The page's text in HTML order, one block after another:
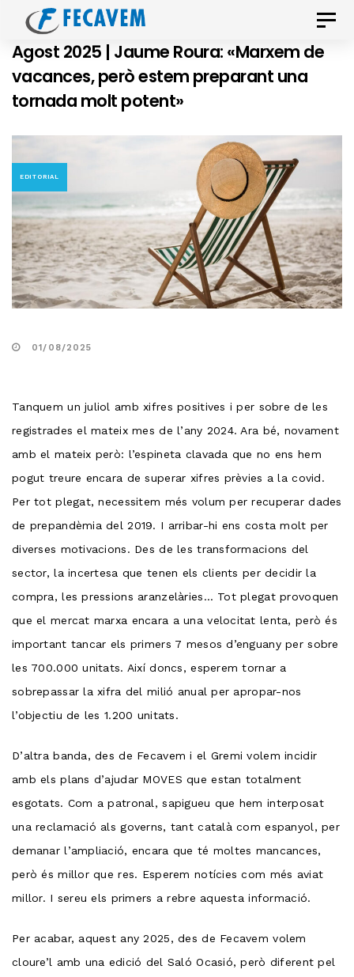
Skip
links
primary
navigation
Skip
Toggle
Agost 2025 | Jaume Roura: «Marxem de
vacances, però estem preparant una
tornada molt potent»
EDITORIAL
01/08/2025
Tanquem un juliol amb xifres positives i per sobre de les
registrades el mateix mes de l’any 2024. Ara bé, novament
amb el mateix però: l’espineta clavada que no ens hem
pogut treure encara de superar xifres prèvies a la covid.
Per tot plegat, necessitem més volum per recuperar dades
de prepandèmia del 2019. I arribar-hi ens costa molt per
diverses motivacions. Des de les transformacions del
sector, la incertesa que tenen els clients per decidir la
compra, les pressions aranzelàries… Tot plegat provoquen
que el mercat marxa encara a una velocitat lenta, però és
important tancar els primers 7 mesos d’enguany per sobre
les 700.000 unitats. Així doncs, esperem tornar a
sobrepassar la xifra del milió anual per apropar-nos
l’objectiu de les 1.200 unitats.
D’altra banda, des de Fecavem i el Gremi volem incidir
amb els plans d’ajudar MOVES que estan totalment
esgotats. Com a patronal, sapigueu que hem interposat
una reclamació als governs, tant català com espanyol, per
demanar l’ampliació, encara que té moltes mancances,
però és millor que res. Esperem notícies com més aviat
millor. I sereu els primers a rebre aquesta informació.
Per acabar, aquest any 2025, des de Fecavem volem
cloure’l amb una edició del Saló Ocasió, però diferent pel